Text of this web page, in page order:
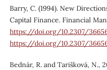
Barry, C. (1994). New
Capital Finance. Financial
https://doi.org/10.2307/
https://doi.org/10.2307/
Bednár, R. and Tarišková, N.,